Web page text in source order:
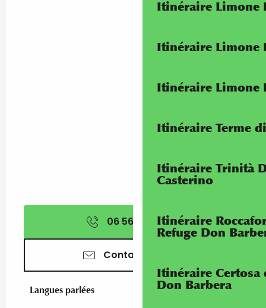
Itinéraire Limone
Itinéraire Limone
Itinéraire Limone
Itinéraire Terme
Itinéraire Trinità
Casterino
Itinéraire
Refuge Don
Itinéraire Certosa
Don Barbera
06 56 88 02▒▒
Contactez-nous
Langues parlées
Langues parlées